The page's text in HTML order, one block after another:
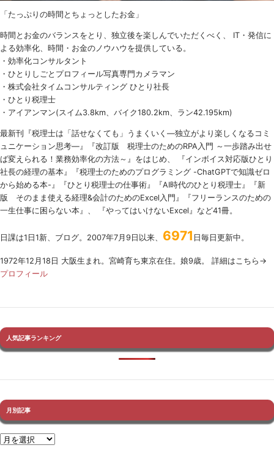
「たっぷりの時間とちょっとしたお金」
時間とお金のバランスをとり、独立後を楽しんでいただくべく、 IT・発信に
よる効率化、時間・お金のノウハウを提供している。
・効率化コンサルタント
・ひとりしごとプロフィール写真専門カメラマン
・株式会社タイムコンサルティング ひとり社長
・ひとり税理士
・アイアンマン(スイム3.8km、バイク180.2km、ラン42.195km)
最新刊『税理士は「話せなくても」うまくいく ―独立がより楽しくなるコミ
ュニケーション思考―』『改訂版 税理士のためのRPA入門 ～一歩踏み出せ
ば変えられる！業務効率化の方法～』をはじめ、 『インボイス対応版ひとり
社長の経理の基本』『税理士のためのプログラミング -ChatGPTで知識ゼロ
から始める本-』『ひとり税理士の仕事術』『AI時代のひとり税理士』『新
版 そのまま使える経理&会計のためのExcel入門』『フリーランスのための
一生仕事に困らない本』、 『やってはいけないExcel』など41冊。
日課は1日1新、ブログ。2007年7月9日以来、 6971 日毎日更新中。
1972年12月18日 大阪生まれ。宮崎育ち東京在住。娘9歳。 詳細はこちら→
プロフィール
人気記事ランキング
月別記事